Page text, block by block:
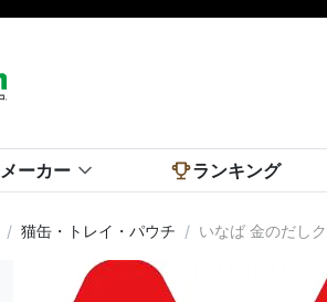
メーカー ランキング
猫缶・トレイ・パウチ いなば 金のだし